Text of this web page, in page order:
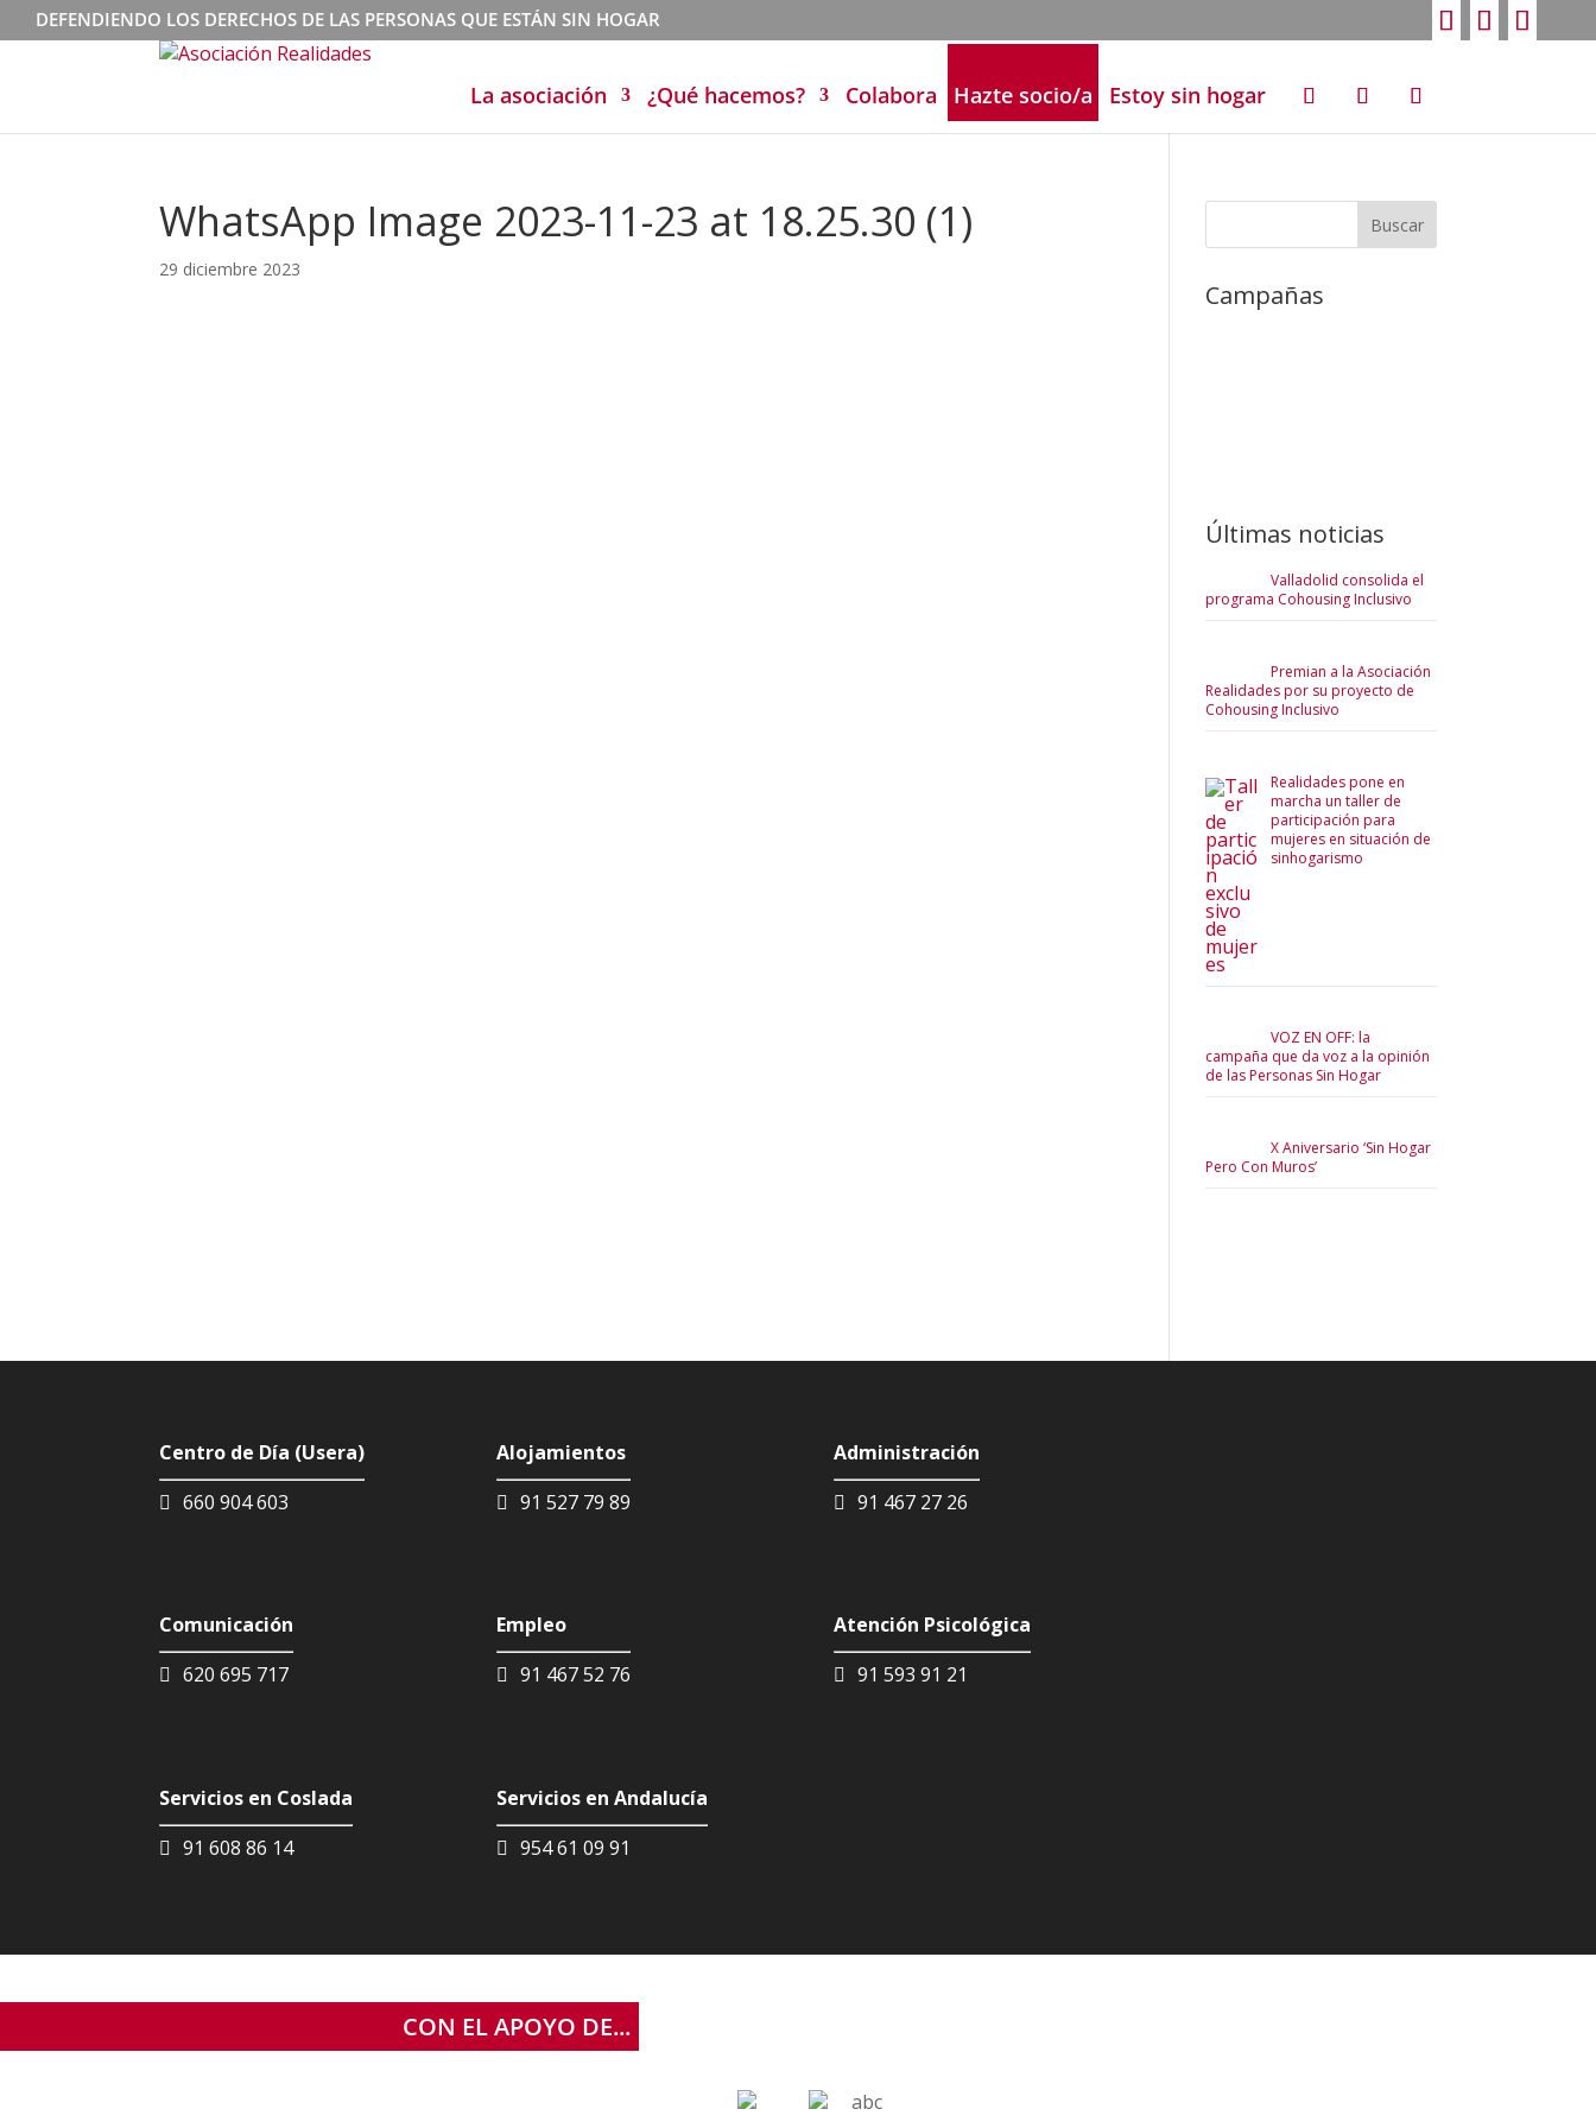
DEFENDIENDO LOS DERECHOS DE LAS PERSONAS QUE ESTÁN SIN HOGAR
La asociación ¿Qué hacemos? Colabora Hazte socio/a Estoy sin hogar
WhatsApp Image 2023-11-23 at 18.25.30 (1)
29 diciembre 2023
Campañas
Últimas noticias
Valladolid consolida el
programa Cohousing Inclusivo
Premian a la Asociación
Realidades por su proyecto de
Cohousing Inclusivo
Realidades pone en
marcha un taller de
participación para
mujeres en situación de
sinhogarismo
VOZ EN OFF: la
campaña que da voz a la opinión
de las Personas Sin Hogar
X Aniversario ‘Sin Hogar
Pero Con Muros’
Centro de Día (Usera)
660 904 603
Comunicación
620 695 717
Servicios en Coslada
91 608 86 14
Alojamientos
91 527 79 89
Empleo
91 467 52 76
Servicios en Andalucía
954 61 09 91
Administración
91 467 27 26
Atención Psicológica
91 593 91 21
CON EL APOYO DE...
abc